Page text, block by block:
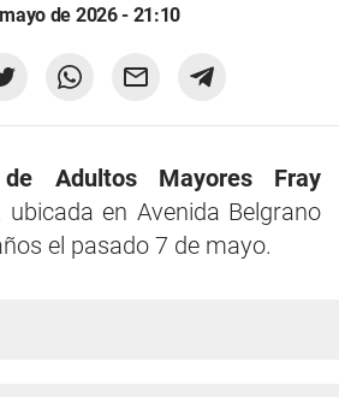
de 2026 - 21:10
de Adultos Mayores Fray
ubicada en Avenida Belgrano
el pasado 7 de mayo.